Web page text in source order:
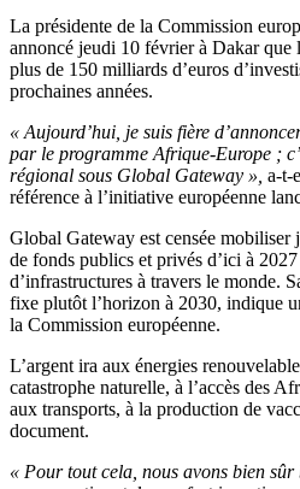
La présidente de la Commission
annoncé jeudi 10 février à Dakar que
plus de 150 milliards d’euros
prochaines années.
« Aujourd’hui, je suis fière
par le programme Afrique-Europe ;
régional sous Global Gateway », a-t-
référence à l’initiative européenne
Global Gateway est censée mobiliser
de fonds publics et privés d’ici à
d’infrastructures à travers le monde.
fixe plutôt l’horizon à 2030, indique
la Commission européenne.
L’argent ira aux énergies
catastrophe naturelle, à l’accès des
aux transports, à la production de
document.
« Pour tout cela, nous avons bien